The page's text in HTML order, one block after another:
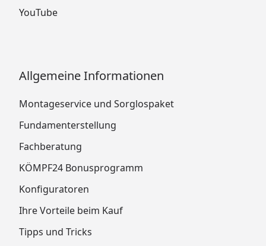
YouTube
Allgemeine Informationen
Montageservice und Sorglospaket
Fundamenterstellung
Fachberatung
KÖMPF24 Bonusprogramm
Konfiguratoren
Ihre Vorteile beim Kauf
Tipps und Tricks